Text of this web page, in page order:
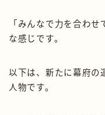
「みんなで力を合わ
な感じです。
以下は、新たに幕府の
人物です。